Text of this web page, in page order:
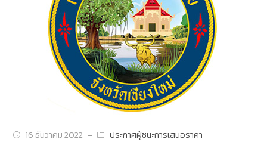
16 ธันวาคม 2022 ประกาศผู้ชนะการเสนอราคา